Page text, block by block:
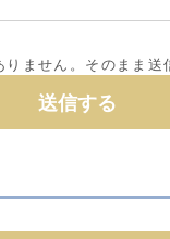
りません。そのまま送